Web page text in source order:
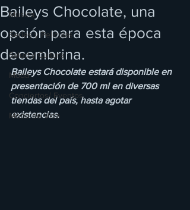
Música
Series y Películas
Salud y Cultura
Moda
Conciertos/ Eventos
Modo de Vida
Baileys Chocolate, una
opción para esta época
decembrina.
Baileys Chocolate estará disponible en
presentación de 700 ml en diversas
tiendas del país, hasta agotar
existencias.